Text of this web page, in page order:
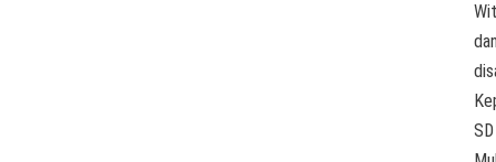
SD